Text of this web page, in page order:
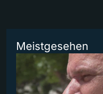
Meistgesehen